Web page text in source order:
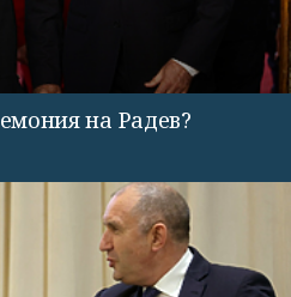
на Радев?